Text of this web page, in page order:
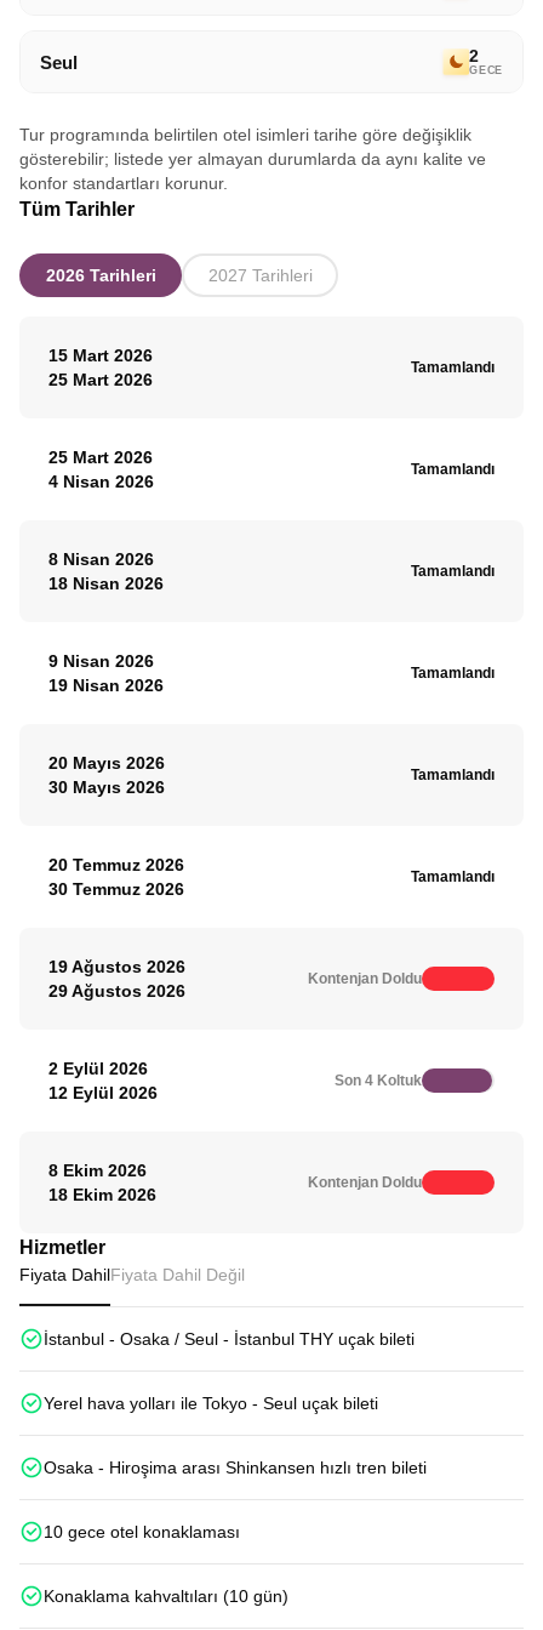
Seul 2
GECE
Tur programında belirtilen otel isimleri tarihe göre değişiklik
gösterebilir; listede yer almayan durumlarda da aynı kalite ve
konfor standartları korunur.
Tüm Tarihler
2026 Tarihleri 2027 Tarihleri
15 Mart 2026
25 Mart 2026
Tamamlandı
25 Mart 2026
4 Nisan 2026
Tamamlandı
8 Nisan 2026
18 Nisan 2026
Tamamlandı
9 Nisan 2026
19 Nisan 2026
Tamamlandı
20 Mayıs 2026
30 Mayıs 2026
Tamamlandı
20 Temmuz 2026
30 Temmuz 2026
Tamamlandı
19 Ağustos 2026
29 Ağustos 2026
Kontenjan Doldu
2 Eylül 2026
12 Eylül 2026
Son 4 Koltuk
8 Ekim 2026
18 Ekim 2026
Kontenjan Doldu
Hizmetler
Fiyata DahilFiyata Dahil Değil
İstanbul - Osaka / Seul - İstanbul THY uçak bileti
Yerel hava yolları ile Tokyo - Seul uçak bileti
Osaka - Hiroşima arası Shinkansen hızlı tren bileti
10 gece otel konaklaması
Konaklama kahvaltıları (10 gün)